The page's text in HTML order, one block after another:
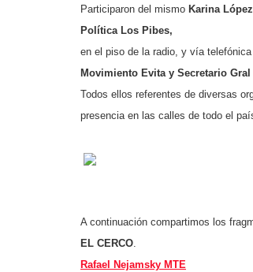
Participaron del mismo Karina
Política Los Pibes,
en el piso de la radio, y vía telefónica
Movimiento Evita y Secretario
Todos ellos referentes de diversas
presencia en las calles de todo el
A continuación compartimos los
EL CERCO.
Rafael Nejamsky MTE